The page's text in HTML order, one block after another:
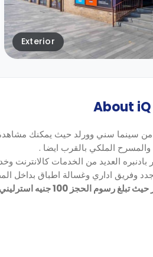
Exterior
About
من سينما سني وورلد حيث يمكنك
الملكي بالقرب ايضا .
بادنبره العديد من الخدمات
وفريق اداري وغسالة اطباق بداخل
استرليني ولا يوجد دفعه تحت الحساب .